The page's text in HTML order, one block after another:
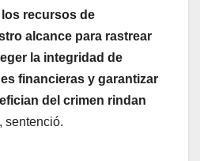
recursos de
alcance para rastrear
la integridad de
financieras y garantizar
del crimen rindan
, sentenció.